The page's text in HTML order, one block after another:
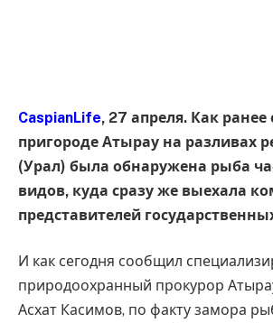
CaspianLife, 27 апреля. Как
пригороде Атырау на разливах
(Урал) была обнаружена рыба
видов, куда сразу же выехала
представителей
И как сегодня сообщил
природоохранный прокурор
Асхат Касимов, по факту замора